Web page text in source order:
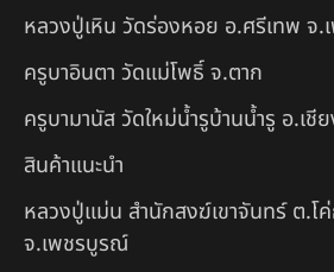
หลวงปู่เหิน วัดร่องหอย อ.ศรีเทพ จ
ครูบาอินตา วัดแม่โพธิ์ จ.ตาก
ครูบามานัส วัดใหม่น้ำรูบ้านน้ำรู อ.เชี
สินค้าแนะนำ
หลวงปู่แม่น สำนักสงฆ์เขาจันทร์ ต.โ
จ.เพชรบูรณ์